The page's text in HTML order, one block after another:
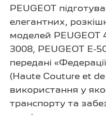
PEUGEOT
елегантних,
моделей PEUGEOT
3008, PEUGEOT E-
передані
(Haute Couture et
використання у
транспорту та